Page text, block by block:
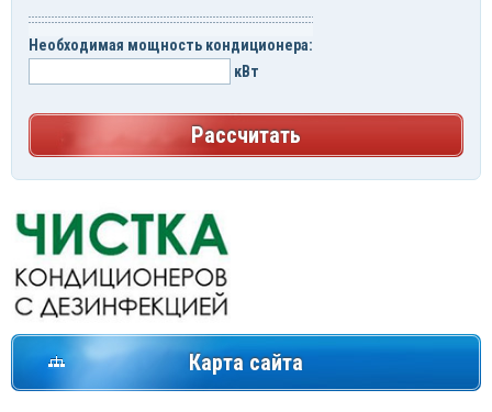
Необходимая мощность кондиционера:
кВт
Рассчитать
Карта сайта